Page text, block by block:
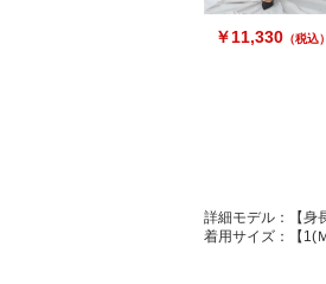
￥11,330 （税込）
詳細モデル：【身
着用サイズ：【1(